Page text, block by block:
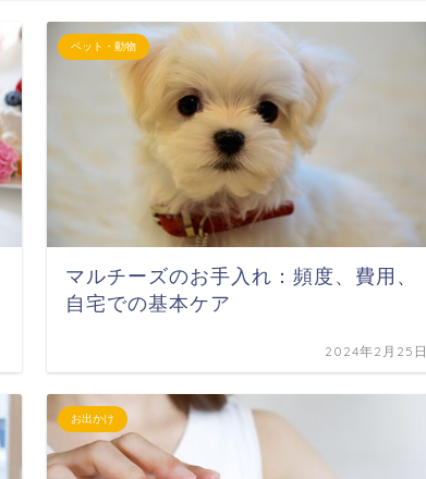
ペット・動物
マルチーズのお手入れ：頻度、費用、
自宅での基本ケア
2024年2月25日
お出かけ